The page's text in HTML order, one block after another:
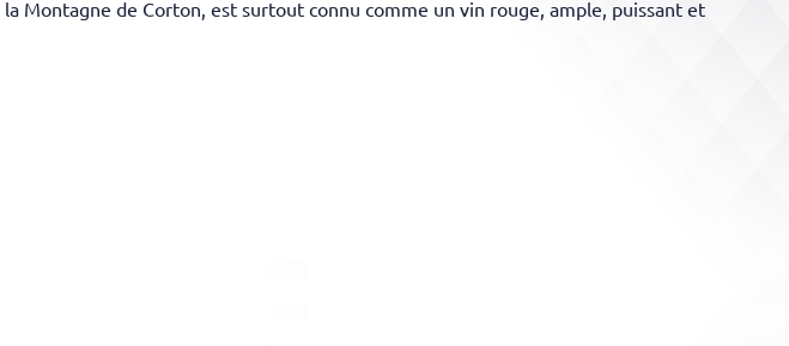
Montagne de Corton, est surtout connu comme un vin rouge, ample, puissant et